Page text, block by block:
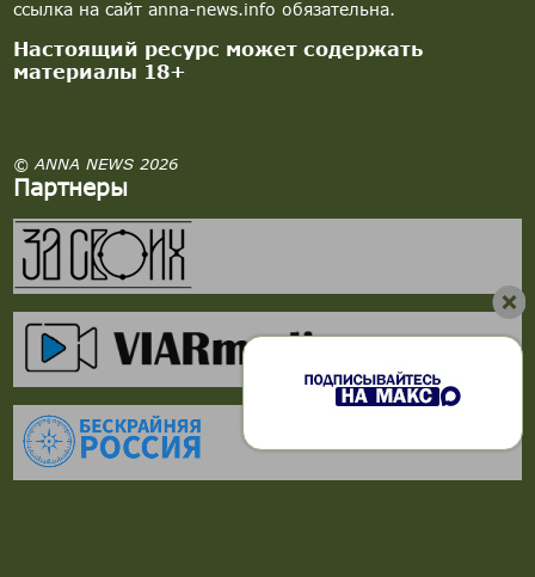
ссылка на сайт anna-news.info обязательна.
Настоящий ресурс может содержать
материалы 18+
© ANNA NEWS 2026
Партнеры